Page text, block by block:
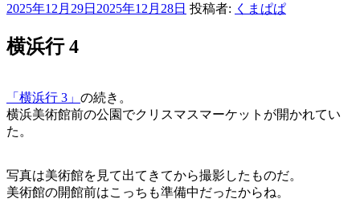
投
日:
2025年12月29日 2025年12月28日 投稿者: くまぱぱ
横浜行 4
「横浜行 3」 の続き。
横浜美術館前の公園でクリスマスマーケットが開かれてい
た。
写真は美術館を見て出てきてから撮影したものだ。
美術館の開館前はこっちも準備中だったからね。